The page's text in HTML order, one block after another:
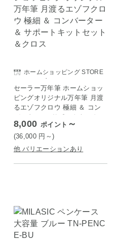
ホームショッピング STORE
E SAISON店
セーラー万年筆 ホームショッ
ピングオリジナル万年筆 月渡
るエゾフクロウ 極細 ＆ コン
バーター ＆ サポートキットセ
ット ＆クロス
8,000 ポイント ～
(36,000 円 ～)
他 バリエーションあり